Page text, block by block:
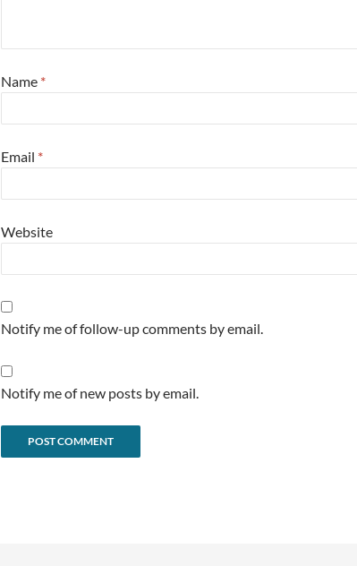
Name *
Email *
Website
Notify me of follow-up comments by email.
Notify me of new posts by email.